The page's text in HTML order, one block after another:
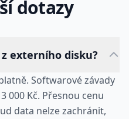
dotazy
externího disku?
Softwarové závady
000 Kč. Přesnou cenu
data nelze zachránit,